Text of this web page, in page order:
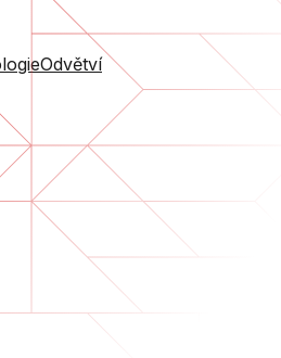
Pro lídry odvětví
Odvětví